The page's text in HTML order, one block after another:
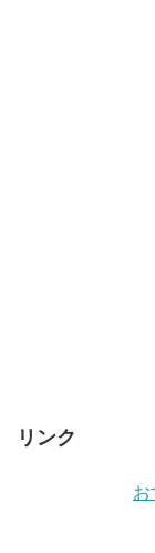
リンク
お